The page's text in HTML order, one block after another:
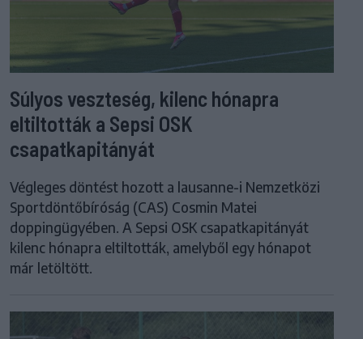
Súlyos veszteség, kilenc hónapra
eltiltották a Sepsi OSK
csapatkapitányát
Végleges döntést hozott a lausanne-i Nemzetközi
Sportdöntőbíróság (CAS) Cosmin Matei
doppingügyében. A Sepsi OSK csapatkapitányát
kilenc hónapra eltiltották, amelyből egy hónapot
már letöltött.